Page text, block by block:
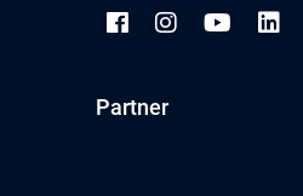
Partner